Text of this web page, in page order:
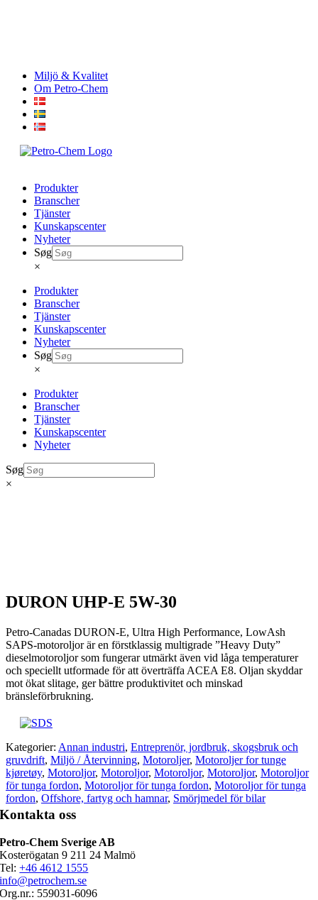
content
Miljö & Kvalitet
Om Petro-Chem
Produkter
Branscher
Tjänster
Kunskapscenter
Nyheter
Søg
×
Produkter
Branscher
Tjänster
Kunskapscenter
Nyheter
Søg
×
Produkter
Branscher
Tjänster
Kunskapscenter
Nyheter
Søg
×
DURON UHP-E 5W-30
Petro-Canadas DURON-E, Ultra High Performance, LowAsh
SAPS-motoroljor är en förstklassig multigrade ”Heavy Duty”
dieselmotoroljor som fungerar utmärkt även vid låga temperaturer
och speciellt utformade för att överträffa ACEA E8. Oljan skyddar
mot ökat slitage, ger bättre produktivitet och minskad
bränsleförbrukning.
Kategorier: Annan industri, Entreprenör, jordbruk, skogsbruk och
gruvdrift, Miljö / Återvinning, Motoroljer, Motoroljer for tunge
kjøretøy, Motoroljor, Motoroljor, Motoroljor, Motoroljor, Motoroljor
för tunga fordon, Motoroljor för tunga fordon, Motoroljor för tunga
fordon, Offshore, fartyg och hamnar, Smörjmedel för bilar
Kontakta oss
Petro-Chem Sverige AB
Kosterögatan 9 211 24 Malmö
Tel:+46 4612 1555
info@petrochem.se
Org.nr.: 559031-6096